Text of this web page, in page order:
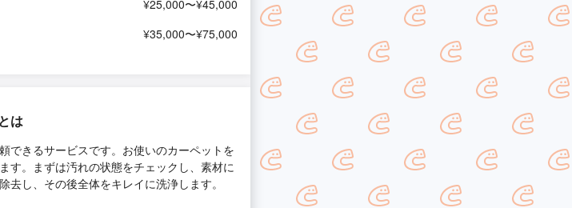
¥25,000〜¥45,000
¥35,000〜¥75,000
は
できるサービスです。お使いのカーペットを
す。まずは汚れの状態をチェックし、素材に
去し、その後全体をキレイに洗浄します。